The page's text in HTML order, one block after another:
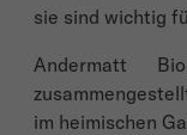
sie sind wichtig
Andermatt
im heimischen